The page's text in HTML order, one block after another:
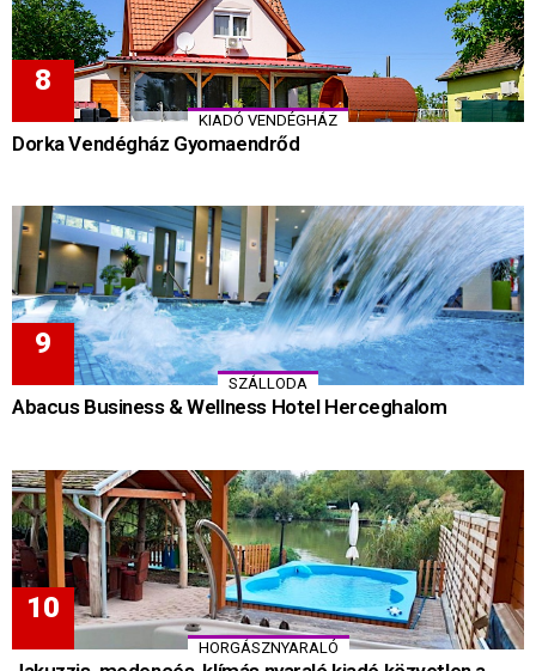
KIADÓ VENDÉGHÁZ
Dorka Vendégház Gyomaendrőd
SZÁLLODA
Abacus Business & Wellness Hotel Herceghalom
HORGÁSZNYARALÓ